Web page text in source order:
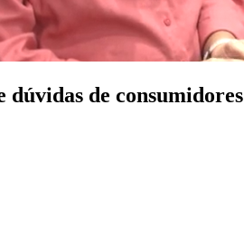
dúvidas de consumidores